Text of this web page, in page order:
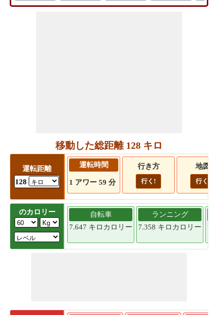
移動した総距離 128 キロ
運転距離
128
運転時間
1 アワー 59 分
行き方
行く!
地図
行く!
のカロリー
自転車
7.647 キロカロリー
ランニング
7.358 キロカロリー